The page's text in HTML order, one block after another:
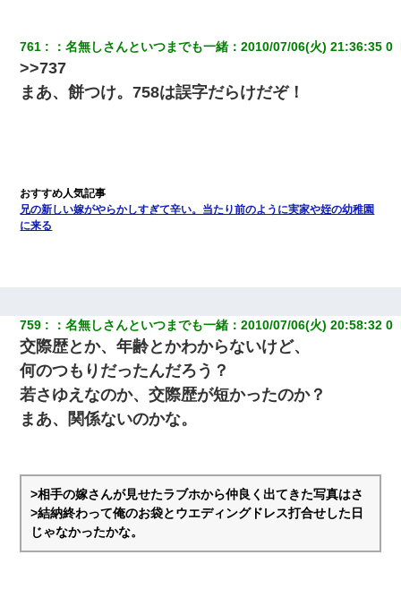
761 ：名無しさんといつまでも一緒 ：2010/07/06(火) 21:36:35 0
>>737
まあ、餅つけ。758は誤字だらけだぞ！
兄の新しい嫁がやらかしすぎて辛い。当たり前のように実家や姪の幼稚園
に来る
759 ：名無しさんといつまでも一緒 ：2010/07/06(火) 20:58:32 0
交際歴とか、年齢とかわからないけど、
何のつもりだったんだろう？
若さゆえなのか、交際歴が短かったのか？
まあ、関係ないのかな。
>相手の嫁さんが見せたラブホから仲良く出てきた写真はさ
>結納終わって俺のお袋とウエディングドレス打合せした日
じゃなかったかな。